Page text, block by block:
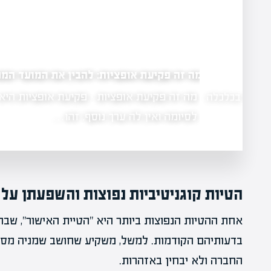
מה זה פקיעת אופציות: להבין את המועד המכריע
מה זה פקיעת אופציות - פקיעת אופציות היא
לסיומה ואין לה ערך נוסף. זהו…
הטיות קוגניטיביות נפוצות והשפעתן
אחת ההטיות הנפוצות ביותר היא "הטיית האישור",
בדעותיהם הקודמות. למשל, משקיע שחושב שמניה
החברה ולא יבחין באזהרות.